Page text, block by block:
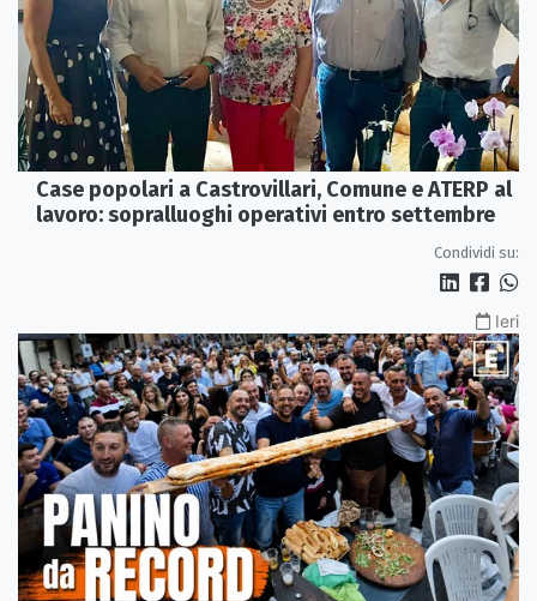
Case popolari a Castrovillari, Comune e ATERP al
lavoro: sopralluoghi operativi entro settembre
Condividi su:
Ieri